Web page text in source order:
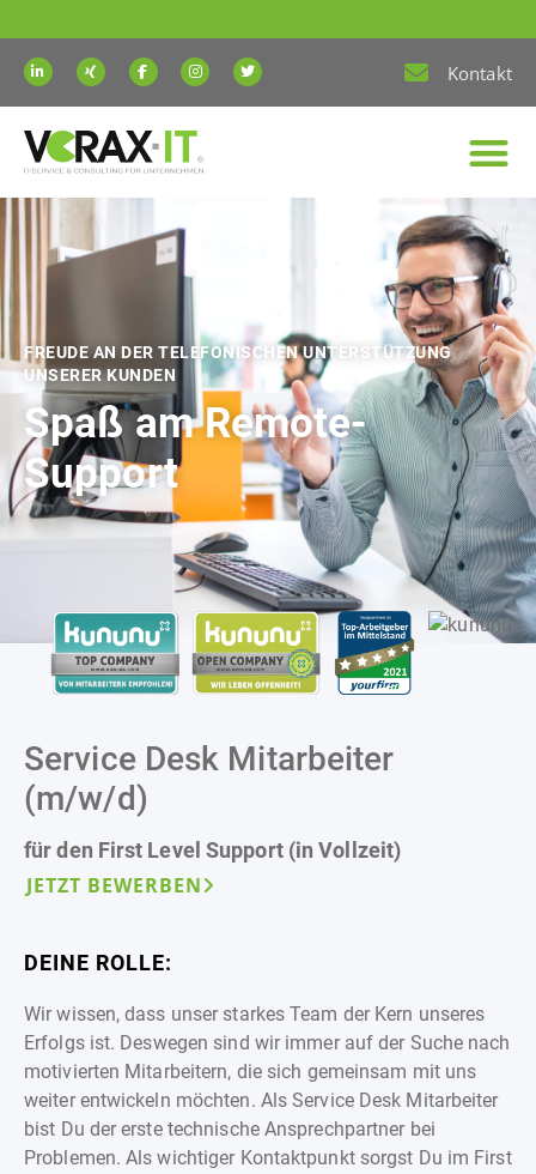
Kontakt
FREUDE AN DER TELEFONISCHEN UNTERSTÜTZUNG
UNSERER KUNDEN
Spaß am Remote-
Support
Service Desk Mitarbeiter
(m/w/d)
für den First Level Support (in Vollzeit)
JETZT BEWERBEN
DEINE ROLLE:
Wir wissen, dass unser starkes Team der Kern unseres
Erfolgs ist. Deswegen sind wir immer auf der Suche nach
motivierten Mitarbeitern, die sich gemeinsam mit uns
weiter entwickeln möchten. Als Service Desk Mitarbeiter
bist Du der erste technische Ansprechpartner bei
Problemen. Als wichtiger Kontaktpunkt sorgst Du im First